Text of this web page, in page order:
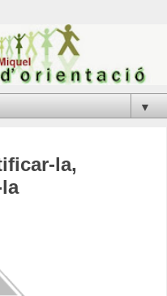
▼
la,